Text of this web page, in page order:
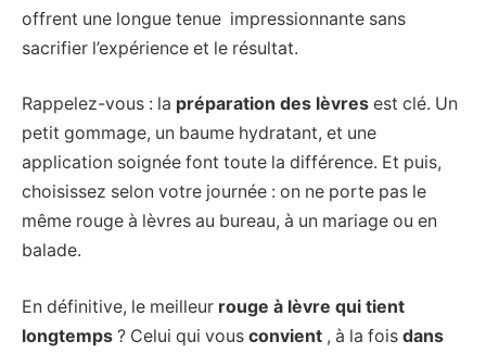
offrent une longue tenue impressionnante sans
sacrifier l’expérience et le résultat.
Rappelez-vous : la préparation des lèvres est clé. Un
petit gommage, un baume hydratant, et une
application soignée font toute la différence. Et puis,
choisissez selon votre journée : on ne porte pas le
même rouge à lèvres au bureau, à un mariage ou en
balade.
En définitive, le meilleur rouge à lèvre qui tient
longtemps ? Celui qui vous convient , à la fois dans